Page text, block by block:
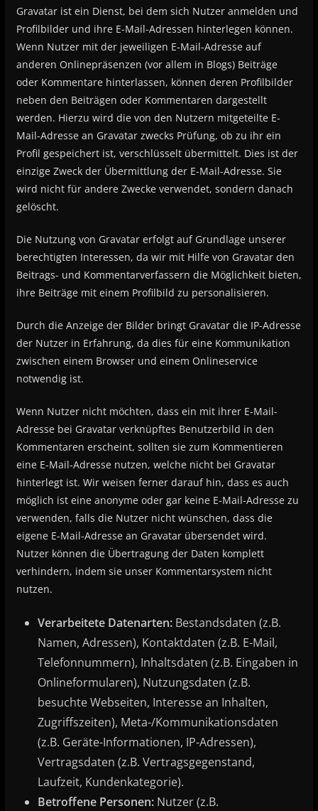
Gravatar ist ein Dienst, bei dem sich Nutzer anmelden und
Profilbilder und ihre E-Mail-Adressen hinterlegen können.
Wenn Nutzer mit der jeweiligen E-Mail-Adresse auf
anderen Onlinepräsenzen (vor allem in Blogs) Beiträge
oder Kommentare hinterlassen, können deren Profilbilder
neben den Beiträgen oder Kommentaren dargestellt
werden. Hierzu wird die von den Nutzern mitgeteilte E-
Mail-Adresse an Gravatar zwecks Prüfung, ob zu ihr ein
Profil gespeichert ist, verschlüsselt übermittelt. Dies ist der
einzige Zweck der Übermittlung der E-Mail-Adresse. Sie
wird nicht für andere Zwecke verwendet, sondern danach
gelöscht.
Die Nutzung von Gravatar erfolgt auf Grundlage unserer
berechtigten Interessen, da wir mit Hilfe von Gravatar den
Beitrags- und Kommentarverfassern die Möglichkeit bieten,
ihre Beiträge mit einem Profilbild zu personalisieren.
Durch die Anzeige der Bilder bringt Gravatar die IP-Adresse
der Nutzer in Erfahrung, da dies für eine Kommunikation
zwischen einem Browser und einem Onlineservice
notwendig ist.
Wenn Nutzer nicht möchten, dass ein mit ihrer E-Mail-
Adresse bei Gravatar verknüpftes Benutzerbild in den
Kommentaren erscheint, sollten sie zum Kommentieren
eine E-Mail-Adresse nutzen, welche nicht bei Gravatar
hinterlegt ist. Wir weisen ferner darauf hin, dass es auch
möglich ist eine anonyme oder gar keine E-Mail-Adresse zu
verwenden, falls die Nutzer nicht wünschen, dass die
eigene E-Mail-Adresse an Gravatar übersendet wird.
Nutzer können die Übertragung der Daten komplett
verhindern, indem sie unser Kommentarsystem nicht
nutzen.
Verarbeitete Datenarten:Bestandsdaten (z.B.
Namen, Adressen), Kontaktdaten (z.B. E-Mail,
Telefonnummern), Inhaltsdaten (z.B. Eingaben in
Onlineformularen), Nutzungsdaten (z.B.
besuchte Webseiten, Interesse an Inhalten,
Zugriffszeiten), Meta-/Kommunikationsdaten
(z.B. Geräte-Informationen, IP-Adressen),
Vertragsdaten (z.B. Vertragsgegenstand,
Laufzeit, Kundenkategorie).
Betroffene Personen:Nutzer (z.B.